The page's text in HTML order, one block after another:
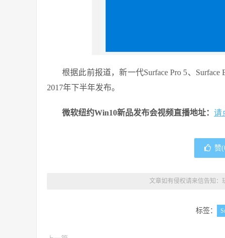
根据此前报道，新一代Surface Pro 5、
2017年下半年发布。
微软纽约Win10新品发布会视频直播地址： 请
赞(
文章如有侵权请来信告知：
标签：